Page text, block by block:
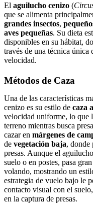
El aguilucho cenizo (
que se alimenta
grandes insectos,
aves pequeñas. Su dieta
disponibles en su hábitat,
través de una técnica
velocidad.
Métodos de Caza
Una de las características
cenizo es su estilo de caza
velocidad uniforme, lo que
terreno mientras busca
cazar en márgenes de
de vegetación baja, donde
presas. Aunque el
suelo o en postes, pasa
volando, mostrando un
estrategia de vuelo bajo le
contacto visual con el
en la captura de presas.